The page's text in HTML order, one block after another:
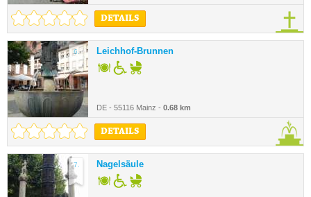
DETAILS
6. Leichhof-Brunnen
DE - 55116 Mainz - 0.68 km
DETAILS
7. Nagelsäule